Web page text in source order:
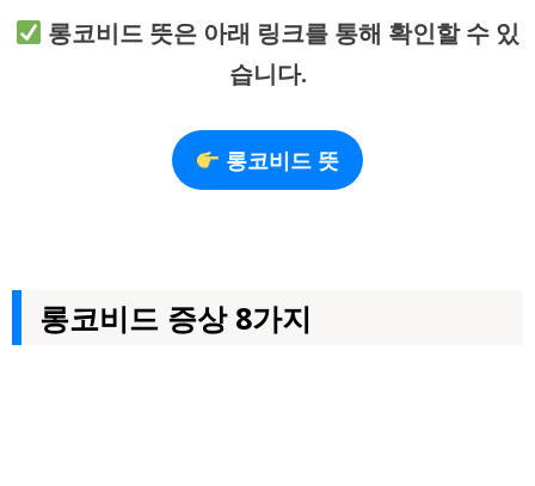
롱코비드 뜻은 아래 링크를 통해 확인할 수 있
습니다.
롱코비드 뜻
롱코비드 증상 8가지